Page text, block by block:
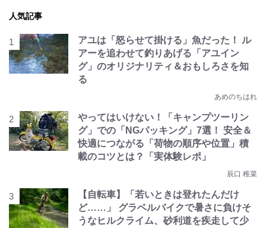
人気記事
アユは「怒らせて掛ける」魚だった！ ル
アーを追わせて釣りあげる「アユイン
グ」のオリジナリティ＆おもしろさを知
る
あめのちはれ
やってはいけない！「キャンプツーリン
グ」での「NGパッキング」7選！ 安全＆
快適につながる「荷物の順序や位置」積
載のコツとは？「実体験レポ」
辰口 稚菜
【自転車】「若いときは登れたんだけ
ど……」 グラベルバイクで暑さに負けそ
うなヒルクライム、砂利道を疾走して少